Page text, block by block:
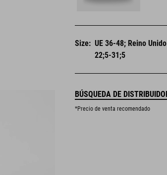
Size: UE 36-48; Reino
22;5-31;5
BÚSQUEDA DE
*Precio de venta recomendado